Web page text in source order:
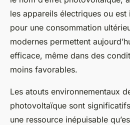
les appareils électriques ou est
pour une consommation
modernes permettent
efficace, même dans des
moins favorables.
Les atouts environnementaux
photovoltaïque sont
une ressource inépuisable